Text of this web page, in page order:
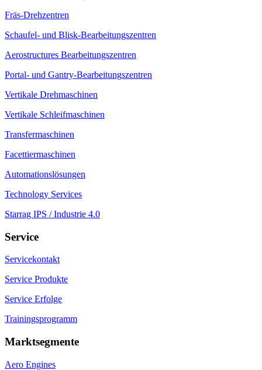
Fräs-Drehzentren
Schaufel- und Blisk-Bearbeitungszentren
Aerostructures Bearbeitungszentren
Portal- und Gantry-Bearbeitungszentren
Vertikale Drehmaschinen
Vertikale Schleifmaschinen
Transfermaschinen
Facettiermaschinen
Automationslösungen
Technology Services
Starrag IPS / Industrie 4.0
Service
Servicekontakt
Service Produkte
Service Erfolge
Trainingsprogramm
Marktsegmente
Aero Engines